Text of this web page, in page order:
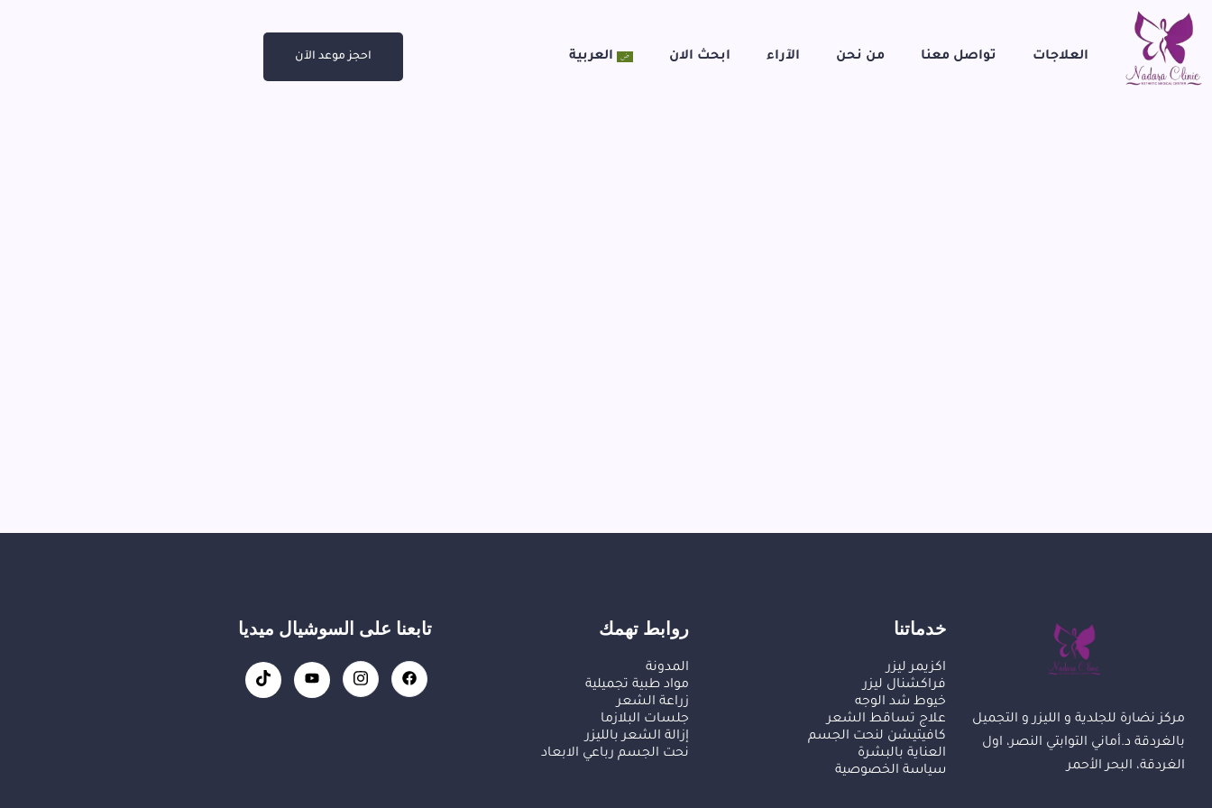
العلاجات تواصل معنا من نحن الآراء ابحث الان العربية احجز موعد الآن
مركز نضارة للجلدية و الليزر و التجميل
بالغردقة د.أماني التوابتي النصر، اول
الغردقة، البحر الأحمر
خدماتنا
اكزيمر ليزر
فراكشنال ليزر
خيوط شد الوجه
علاج تساقط الشعر
كافيتيشن لنحت الجسم
العناية بالبشرة
سياسة الخصوصية
روابط تهمك
المدونة
مواد طبية تجميلية
زراعة الشعر
جلسات البلازما
إزالة الشعر بالليزر
نحت الجسم رباعي الابعاد
تابعنا على السوشيال ميديا